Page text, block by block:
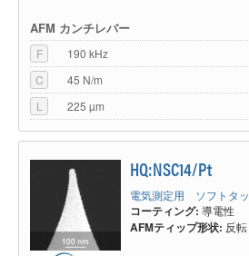
AFM カンチレバー
F
190 kHz
C
45 N/m
L
225 µm
HQ:NSC14/Pt
電気測定用 ソフトタ
コーティング: 導電性
AFMティップ形状: 反転